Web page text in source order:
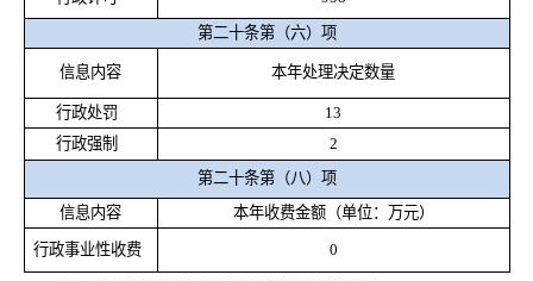
第二十条第（六）项
信息内容 本年处理决定数量
行政处罚
13
行政强制
2
第二十条第（八）项
信息内容
本年收费金额（单位：万元）
行政事业性收费 0